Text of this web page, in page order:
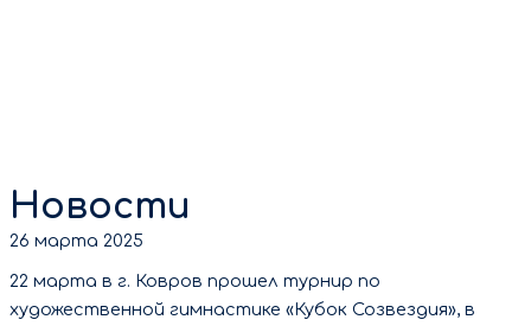
Новости
26 марта 2025
22 марта в г. Ковров прошел турнир по
художественной гимнастике «Кубок Созвездия», в